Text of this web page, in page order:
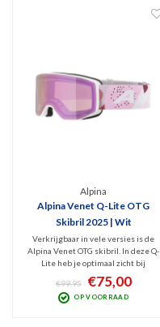
Alpina
Alpina Venet Q-Lite OTG
Skibril 2025 | Wit
Verkrijgbaar in vele versies is de
Alpina Venet OTG skibril. In deze Q-
Lite heb je optimaal zicht bij
wisselvallig weer door de roze
getinte Quattroflex Lite spiegellens
(Cat. 2). Medium-fit bril met
€99,95 €75,00
OP VOORRAAD